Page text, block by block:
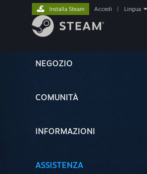
NEGOZIO
COMUNITÀ
INFORMAZIONI
ASSISTENZA
Installa Steam Accedi Lingua